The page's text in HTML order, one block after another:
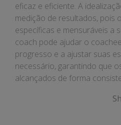
eficaz e eficiente. A
medição de resultados, pois
específicas e mensuráveis a
coach pode ajudar o
progresso e a ajustar suas
necessário, garantindo que
alcançados de forma